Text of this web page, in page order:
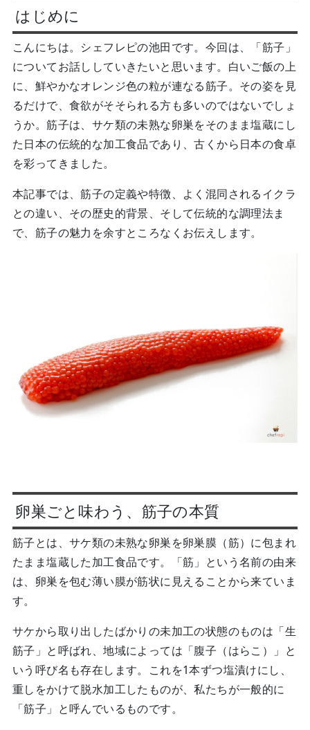
はじめに
こんにちは。シェフレピの池田です。今回は、「筋子」
についてお話ししていきたいと思います。白いご飯の上
に、鮮やかなオレンジ色の粒が連なる筋子。その姿を見
るだけで、食欲がそそられる方も多いのではないでしょ
うか。筋子は、サケ類の未熟な卵巣をそのまま塩蔵にし
た日本の伝統的な加工食品であり、古くから日本の食卓
を彩ってきました。
本記事では、筋子の定義や特徴、よく混同されるイクラ
との違い、その歴史的背景、そして伝統的な調理法ま
で、筋子の魅力を余すところなくお伝えします。
卵巣ごと味わう、筋子の本質
筋子とは、サケ類の未熟な卵巣を卵巣膜（筋）に包まれ
たまま塩蔵した加工食品です。「筋」という名前の由来
は、卵巣を包む薄い膜が筋状に見えることから来ていま
す。
サケから取り出したばかりの未加工の状態のものは「生
筋子」と呼ばれ、地域によっては「腹子（はらこ）」と
いう呼び名も存在します。これを1本ずつ塩漬けにし、
重しをかけて脱水加工したものが、私たちが一般的に
「筋子」と呼んでいるものです。